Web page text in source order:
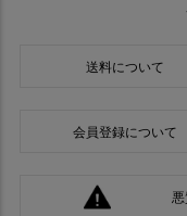
送料について
会員登録について